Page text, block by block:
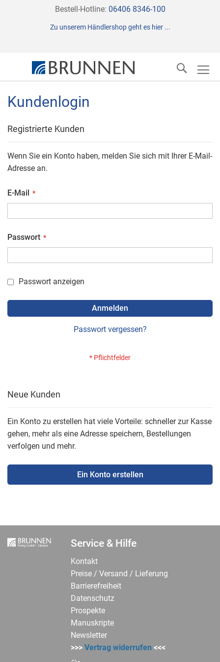
Direkt
Inhalt
Bestell-Hotline: 06406 8346-100
Zu unserem Händlershop geht es hier ...
Suche
Kundenlogin
Registrierte Kunden
Wenn Sie ein Konto haben, melden Sie sich mit Ihrer E-Mail-
Adresse an.
E-Mail
Passwort
Passwort anzeigen
Anmelden
Passwort vergessen?
Neue Kunden
Ein Konto zu erstellen hat viele Vorteile: schneller zur Kasse
gehen, mehr als eine Adresse speichern, Bestellungen
verfolgen und mehr.
Ein Konto erstellen
Service & Hilfe
Kontakt
Preise / Versand / Lieferung
Barrierefreiheit
Datenschutz
Prospekte
Manuskripte
Newsletter
>>>Vertrag widerrufen <<<